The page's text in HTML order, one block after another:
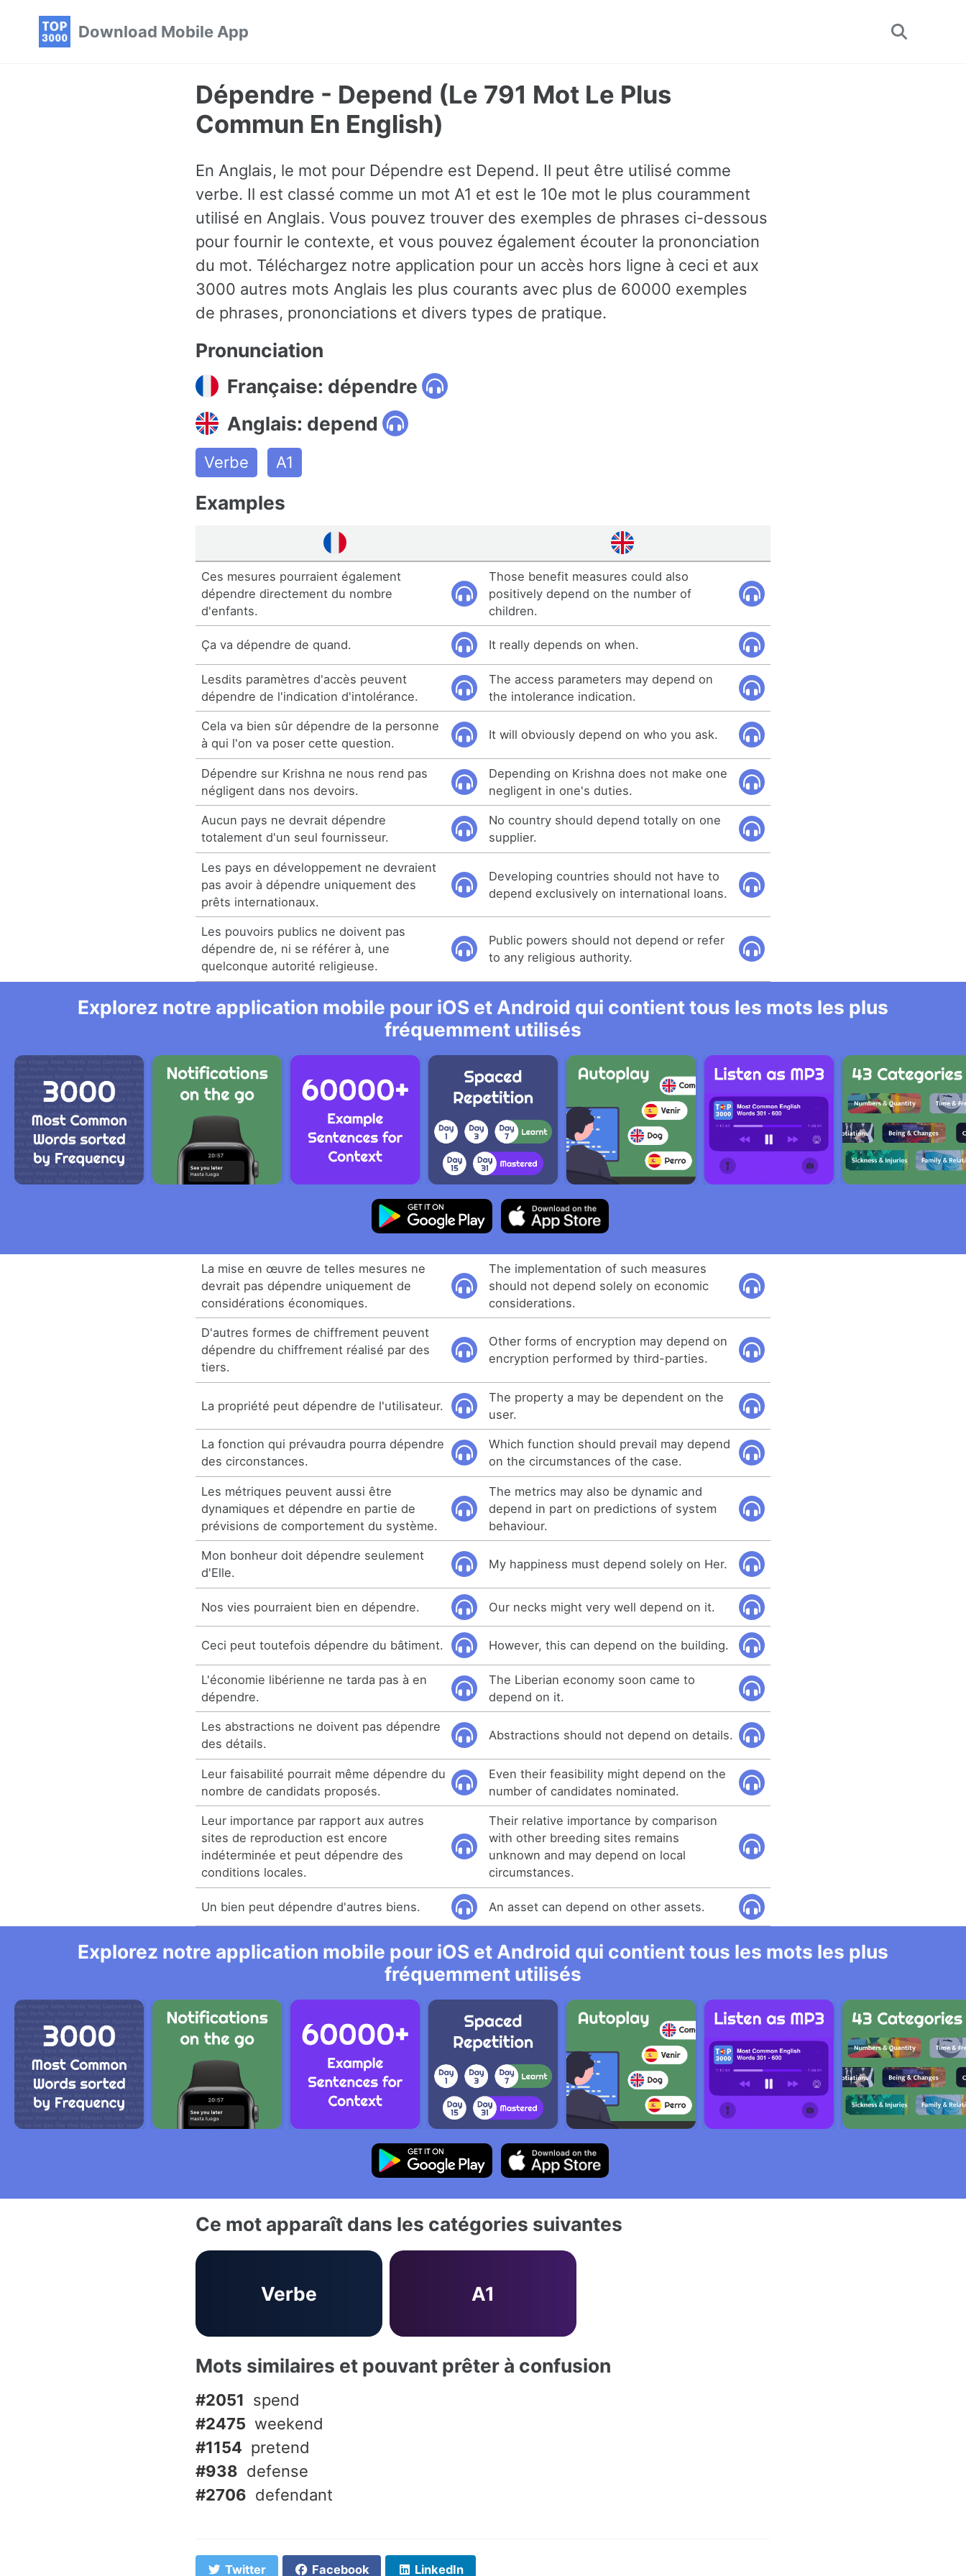
Download Mobile App
Toggle
Dépendre - Depend (Le 791 Mot Le Plus
Commun En English)
En Anglais, le mot pour Dépendre est Depend. Il peut être utilisé comme
verbe. Il est classé comme un mot A1 et est le 10e mot le plus couramment
utilisé en Anglais. Vous pouvez trouver des exemples de phrases ci-dessous
pour fournir le contexte, et vous pouvez également écouter la prononciation
du mot. Téléchargez notre application pour un accès hors ligne à ceci et aux
3000 autres mots Anglais les plus courants avec plus de 60000 exemples
de phrases, prononciations et divers types de pratique.
Pronunciation
Française: dépendre
Anglais: depend
Verbe A1
Examples
Ces mesures pourraient également
dépendre directement du nombre
d'enfants.
Those benefit measures could also
positively depend on the number of
children.
Ça va dépendre de quand. It really depends on when.
Lesdits paramètres d'accès peuvent
dépendre de l'indication d'intolérance.
The access parameters may depend on
the intolerance indication.
Cela va bien sûr dépendre de la personne
à qui l'on va poser cette question.
It will obviously depend on who you ask.
Dépendre sur Krishna ne nous rend pas
négligent dans nos devoirs.
Depending on Krishna does not make one
negligent in one's duties.
Aucun pays ne devrait dépendre
totalement d'un seul fournisseur.
No country should depend totally on one
supplier.
Les pays en développement ne devraient
pas avoir à dépendre uniquement des
prêts internationaux.
Developing countries should not have to
depend exclusively on international loans.
Les pouvoirs publics ne doivent pas
dépendre de, ni se référer à, une
quelconque autorité religieuse.
Public powers should not depend or refer
to any religious authority.
Explorez notre application mobile pour iOS et Android qui contient tous les mots les plus
fréquemment utilisés
La mise en œuvre de telles mesures ne
devrait pas dépendre uniquement de
considérations économiques.
The implementation of such measures
should not depend solely on economic
considerations.
D'autres formes de chiffrement peuvent
dépendre du chiffrement réalisé par des
tiers.
Other forms of encryption may depend on
encryption performed by third-parties.
La propriété peut dépendre de l'utilisateur.
The property a may be dependent on the
user.
La fonction qui prévaudra pourra dépendre
des circonstances.
Which function should prevail may depend
on the circumstances of the case.
Les métriques peuvent aussi être
dynamiques et dépendre en partie de
prévisions de comportement du système.
The metrics may also be dynamic and
depend in part on predictions of system
behaviour.
Mon bonheur doit dépendre seulement
d'Elle.
My happiness must depend solely on Her.
Nos vies pourraient bien en dépendre. Our necks might very well depend on it.
Ceci peut toutefois dépendre du bâtiment. However, this can depend on the building.
L'économie libérienne ne tarda pas à en
dépendre.
The Liberian economy soon came to
depend on it.
Les abstractions ne doivent pas dépendre
des détails.
Abstractions should not depend on details.
Leur faisabilité pourrait même dépendre du
nombre de candidats proposés.
Even their feasibility might depend on the
number of candidates nominated.
Leur importance par rapport aux autres
sites de reproduction est encore
indéterminée et peut dépendre des
conditions locales.
Their relative importance by comparison
with other breeding sites remains
unknown and may depend on local
circumstances.
Un bien peut dépendre d'autres biens. An asset can depend on other assets.
Explorez notre application mobile pour iOS et Android qui contient tous les mots les plus
fréquemment utilisés
Ce mot apparaît dans les catégories suivantes
Verbe A1
Mots similaires et pouvant prêter à confusion
#2051 spend
#2475 weekend
#1154 pretend
#938 defense
#2706 defendant
Twitter Facebook LinkedIn